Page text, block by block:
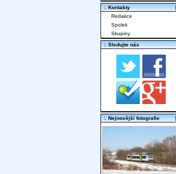
:. Kontakty
Redakce
Spolek
Skupiny
:. Sledujte nás
:. Nejnovější fotografie